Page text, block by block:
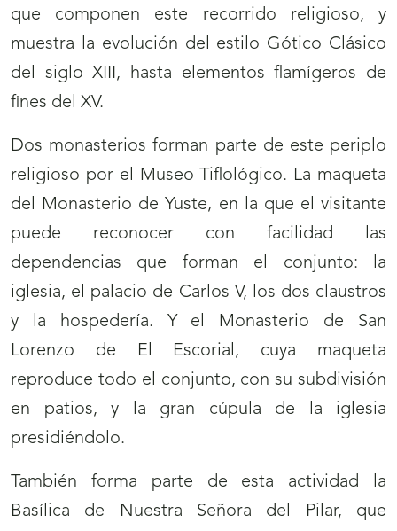
que componen este recorrido religioso, y
muestra la evolución del estilo Gótico Clásico
del siglo XIII, hasta elementos flamígeros de
fines del XV.
Dos monasterios forman parte de este periplo
religioso por el Museo Tiflológico. La maqueta
del Monasterio de Yuste, en la que el visitante
puede reconocer con facilidad las
dependencias que forman el conjunto: la
iglesia, el palacio de Carlos V, los dos claustros
y la hospedería. Y el Monasterio de San
Lorenzo de El Escorial, cuya maqueta
reproduce todo el conjunto, con su subdivisión
en patios, y la gran cúpula de la iglesia
presidiéndolo.
También forma parte de esta actividad la
Basílica de Nuestra Señora del Pilar, que